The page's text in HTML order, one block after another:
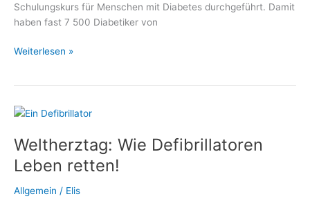
Schulungskurs für Menschen mit Diabetes durchgeführt. Damit
haben fast 7 500 Diabetiker von
Telefonaktion
Jubiläum
Diabetologie
am
DGD-
Krankenhaus
Weiterlesen »
Weltherztag: Wie Defibrillatoren
Leben retten!
Allgemein / Elis